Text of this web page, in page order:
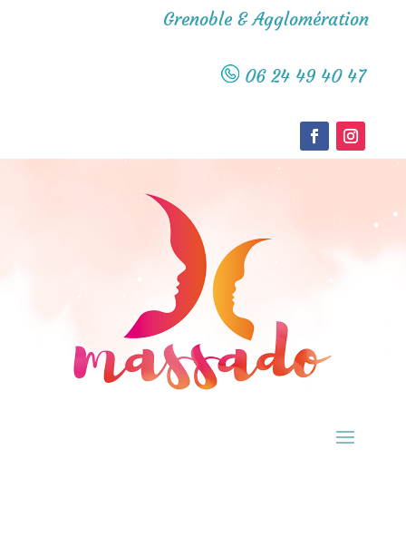
Grenoble & Agglomération
06 24 49 40 47